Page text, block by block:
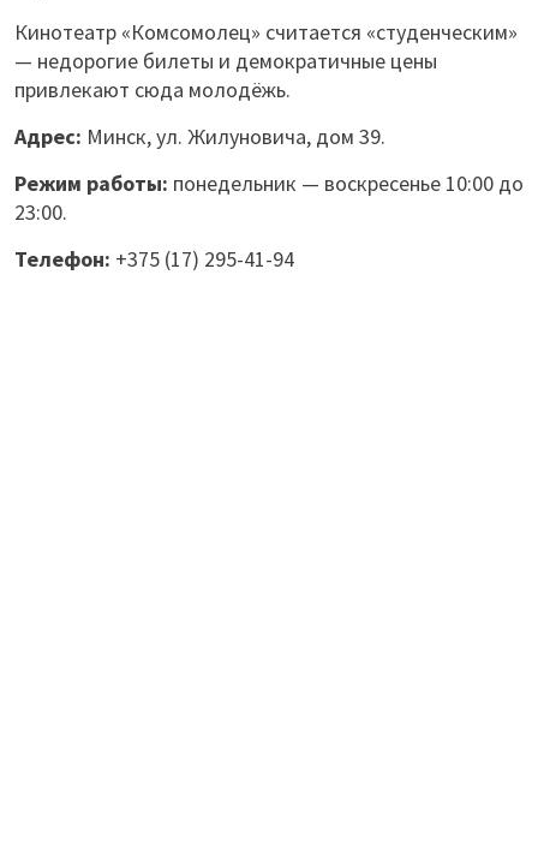
Кинотеатр «Комсомолец» считается «студенческим»
— недорогие билеты и демократичные цены
привлекают сюда молодёжь.
Адрес: Минск, ул. Жилуновича, дом 39.
Режим работы: понедельник — воскресенье 10:00 до
23:00.
Телефон: +375 (17) 295-41-94